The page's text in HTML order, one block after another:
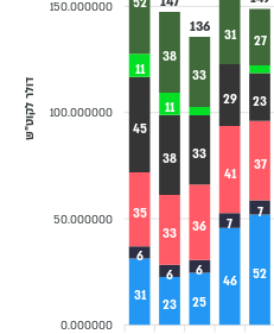
150.000000
100.000000
50.000000
0.000000
דולר לקוט"ש
31
23 25
46
52
6
6
6
7
7
35
33
36
41
37
45
38
33
29 23
11
11
38
33
136
31 27